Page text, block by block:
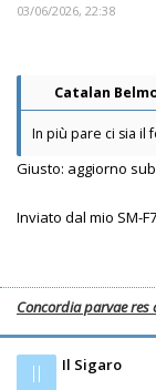
03/06/2026, 22:38
Catalan
In più pare ci sia il
Giusto: aggiorno
Inviato dal mio SM-
Concordia parvae
Il Il Sigaro